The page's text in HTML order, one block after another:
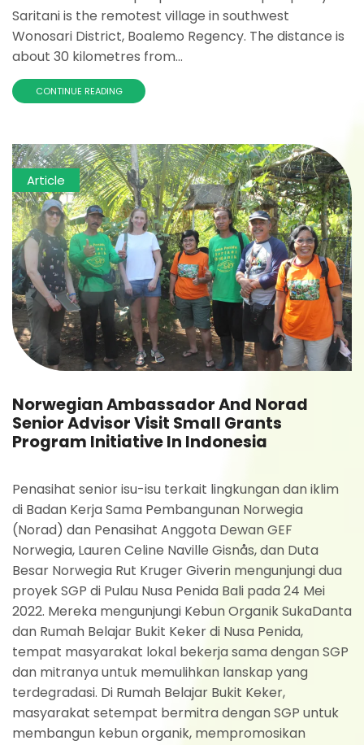
Saritani is the remotest village in southwest
Wonosari District, Boalemo Regency. The distance is
about 30 kilometres from...
CONTINUE READING
Article
Norwegian Ambassador And Norad
Senior Advisor Visit Small Grants
Program Initiative In Indonesia
Penasihat senior isu-isu terkait lingkungan dan iklim
di Badan Kerja Sama Pembangunan Norwegia
(Norad) dan Penasihat Anggota Dewan GEF
Norwegia, Lauren Celine Naville Gisnås, dan Duta
Besar Norwegia Rut Kruger Giverin mengunjungi dua
proyek SGP di Pulau Nusa Penida Bali pada 24 Mei
2022. Mereka mengunjungi Kebun Organik SukaDanta
dan Rumah Belajar Bukit Keker di Nusa Penida,
tempat masyarakat lokal bekerja sama dengan SGP
dan mitranya untuk memulihkan lanskap yang
terdegradasi. Di Rumah Belajar Bukit Keker,
masyarakat setempat bermitra dengan SGP untuk
membangun kebun organik, mempromosikan